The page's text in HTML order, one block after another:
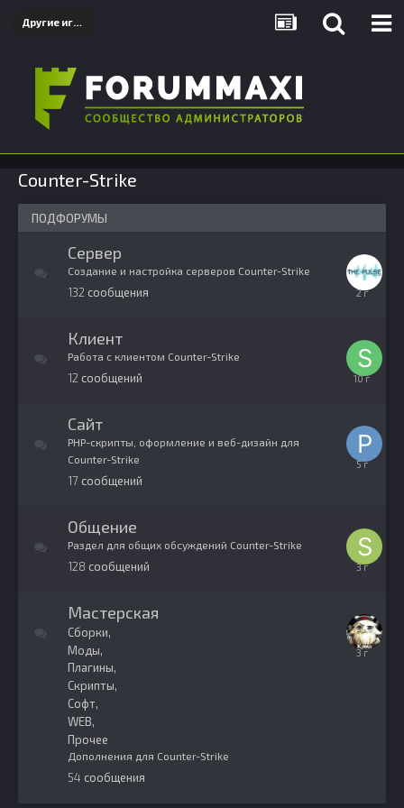
Другие игры
Counter-Strike
ПОДФОРУМЫ
Сервер
Создание и настройка серверов Counter-Strike
132 сообщения
28
Клиент
Работа с клиентом Counter-Strike
12 сообщений
Сайт
PHP-скрипты, оформление и веб-дизайн для
Counter-Strike
17 сообщений
28
Общение
Раздел для общих обсуждений Counter-Strike
128 сообщений
31
Мастерская
Сборки
Моды
Плагины
Скрипты
Софт
WEB
Прочее
Дополнения для Counter-Strike
54 сообщения
20